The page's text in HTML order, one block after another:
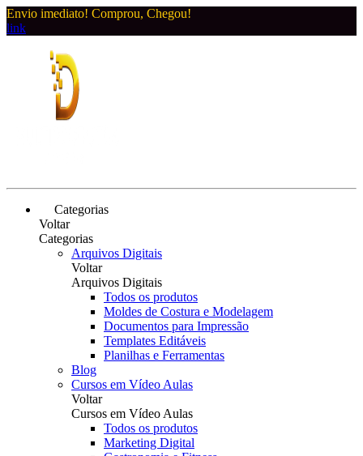
Envio imediato! Comprou, Chegou!
link
Categorias
Voltar
Categorias
Arquivos Digitais
Voltar
Arquivos Digitais
Todos os produtos
Moldes de Costura e Modelagem
Documentos para Impressão
Templates Editáveis
Planilhas e Ferramentas
Blog
Cursos em Vídeo Aulas
Voltar
Cursos em Vídeo Aulas
Todos os produtos
Marketing Digital